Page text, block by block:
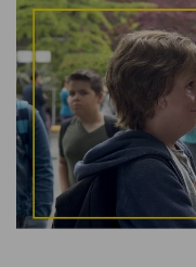
BACK TO SCHOOL
PREZENTOWNIKI
DIY
GOTUJĘ
DBAM O URODĘ